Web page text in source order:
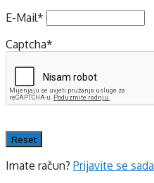
E-Mail*
Captcha*
Imate račun? Prijavite se sada